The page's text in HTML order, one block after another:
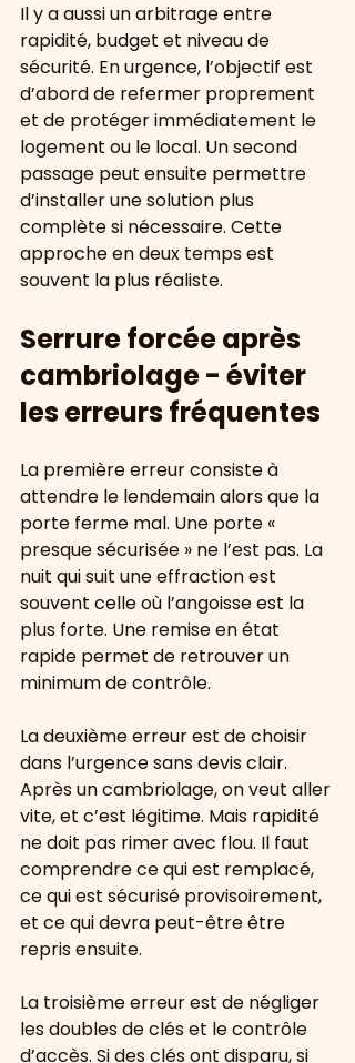
Il y a aussi un arbitrage entre
rapidité, budget et niveau de
sécurité. En urgence, l’objectif est
d’abord de refermer proprement
et de protéger immédiatement le
logement ou le local. Un second
passage peut ensuite permettre
d’installer une solution plus
complète si nécessaire. Cette
approche en deux temps est
souvent la plus réaliste.
Serrure forcée après
cambriolage - éviter
les erreurs fréquentes
La première erreur consiste à
attendre le lendemain alors que la
porte ferme mal. Une porte «
presque sécurisée » ne l’est pas. La
nuit qui suit une effraction est
souvent celle où l’angoisse est la
plus forte. Une remise en état
rapide permet de retrouver un
minimum de contrôle.
La deuxième erreur est de choisir
dans l’urgence sans devis clair.
Après un cambriolage, on veut aller
vite, et c’est légitime. Mais rapidité
ne doit pas rimer avec flou. Il faut
comprendre ce qui est remplacé,
ce qui est sécurisé provisoirement,
et ce qui devra peut-être être
repris ensuite.
La troisième erreur est de négliger
les doubles de clés et le contrôle
d’accès. Si des clés ont disparu, si